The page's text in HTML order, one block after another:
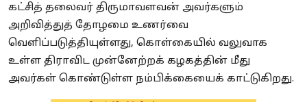
கட்சித் தலைவர் திருமாவளவன் அவர்களும்
அறிவித்துத் தோழமை உணர்வை
வெளிப்படுத்தியுள்ளது, கொள்கையில் வலுவாக
உள்ள திராவிட முன்னேற்றக் கழகத்தின் மீது
அவர்கள் கொண்டுள்ள நம்பிக்கையைக் காட்டுகிறது.